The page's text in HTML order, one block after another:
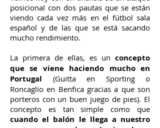
posicional con dos pautas que se están
viendo cada vez más en el fútbol sala
español y de las que se está sacando
mucho rendimiento.
La primera de ellas, es un concepto
que se viene haciendo mucho en
Portugal (Guitta en Sporting o
Roncaglio en Benfica gracias a que son
porteros con un buen juego de pies). El
concepto es tan simple como que
cuando el balón le llega a nuestro